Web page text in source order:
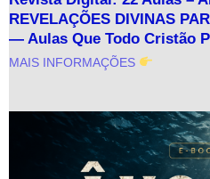
REVELAÇÕES DIVINAS
— Aulas Que Todo Cristão
MAIS INFORMAÇÕES